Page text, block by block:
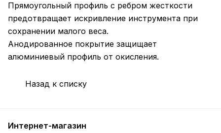
Прямоугольный профиль с ребром жесткости
предотвращает искривление инструмента при
сохранении малого веса.
Анодированное покрытие защищает
алюминиевый профиль от окисления.
Назад к списку
Интернет-магазин